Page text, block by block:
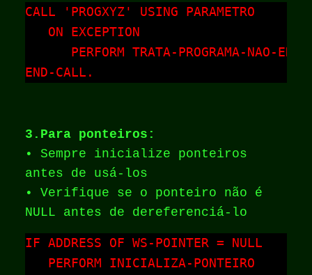
CALL 'PROGXYZ' USING PARAMETRO
   ON EXCEPTION
PERFORM TRATA-PROGRAMA-NAO-
END-CALL.
3.Para ponteiros:
• Sempre inicialize ponteiros
antes de usá-los
• Verifique se o ponteiro não é
NULL antes de dereferenciá-lo
IF ADDRESS OF WS-POINTER = NULL
   PERFORM INICIALIZA-PONTEIRO